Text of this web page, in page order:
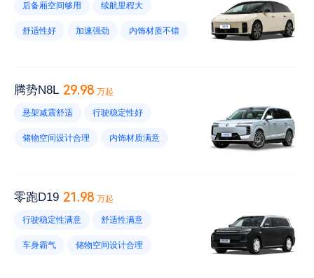
后备厢空间够用 续航里程大
舒适性好 加速强劲 内饰材质不错
后排座椅靠背角度不舒适 胎噪大
车漆薄 高速行驶电耗高 空调不好
腾势N8L 29.98 万起
悬架减震舒适 行驶稳定性好
储物空间设计合理 内饰材质满意
电耗大 优惠幅度小 内饰易脏
车漆薄 底盘太低 车机反应慢
零跑D19 21.98 万起
行驶稳定性满意 舒适性满意
车身霸气 储物空间设计合理